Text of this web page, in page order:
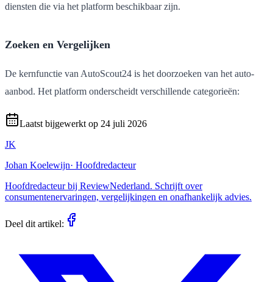
diensten die via het platform beschikbaar zijn.
Zoeken en Vergelijken
De kernfunctie van AutoScout24 is het doorzoeken van het auto-
aanbod. Het platform onderscheidt verschillende categorieën:
Laatst bijgewerkt op 24 juli 2026
JK
Johan Koelewijn· Hoofdredacteur
Hoofdredacteur bij ReviewNederland. Schrijft over
consumentenervaringen, vergelijkingen en onafhankelijk advies.
Deel dit artikel: